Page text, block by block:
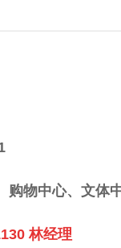
物中心、文体
林经理